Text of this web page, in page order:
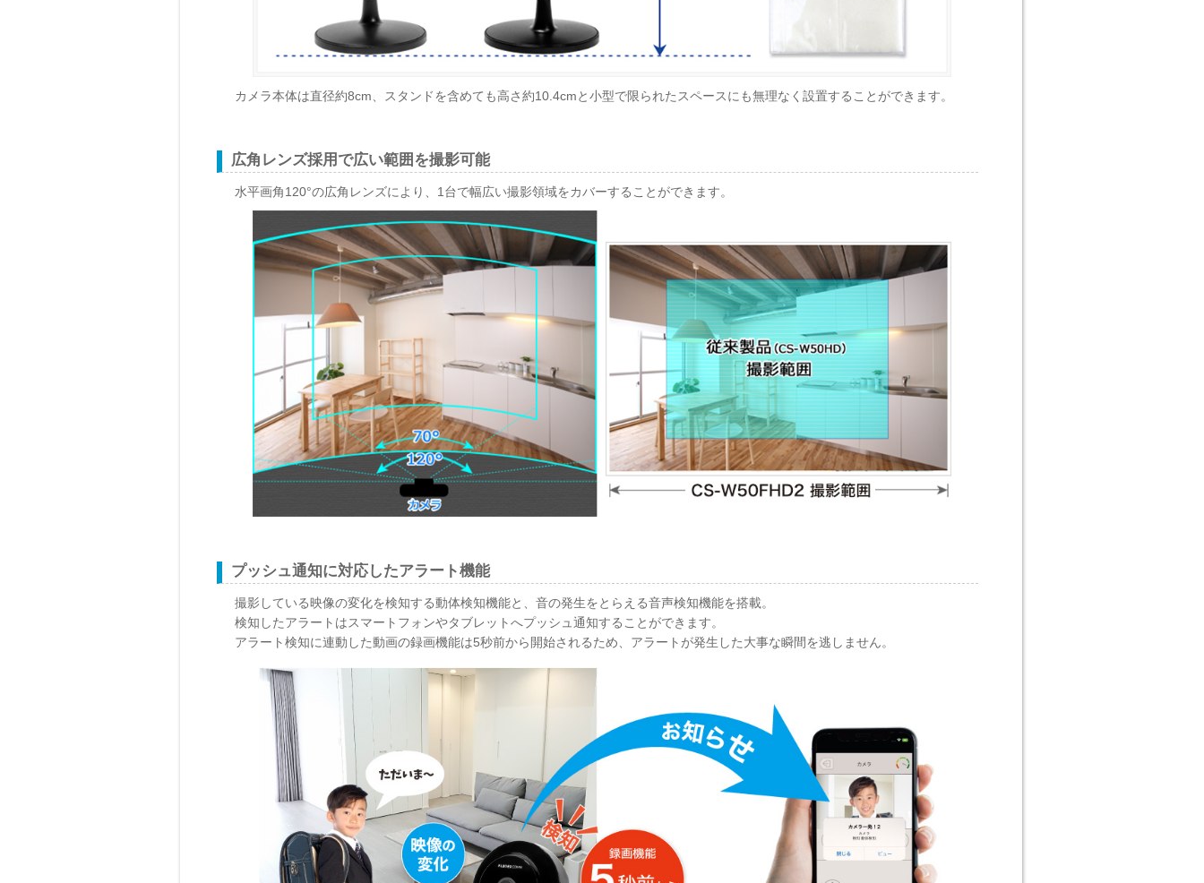
カメラ本体は直径約8cm、スタンドを含めても高さ約10.4cmと小型で限られたスペースにも無理なく設置することができます。
広角レンズ採用で広い範囲を撮影可能
水平画角120°の広角レンズにより、1台で幅広い撮影領域をカバーすることができます。
プッシュ通知に対応したアラート機能
撮影している映像の変化を検知する動体検知機能と、音の発生をとらえる音声検知機能を搭載。
検知したアラートはスマートフォンやタブレットへプッシュ通知することができます。
アラート検知に連動した動画の録画機能は5秒前から開始されるため、アラートが発生した大事な瞬間を逃しません。